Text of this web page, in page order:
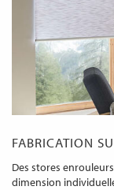
FABRICATION
Des stores
dimension